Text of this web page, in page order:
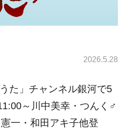
2026.5.28
た」チャンネル銀河で5
～川中美幸・つんく♂
一・和田アキ子他登